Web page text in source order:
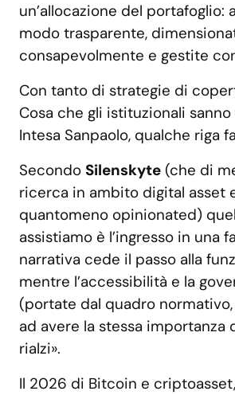
un’allocazione del portafoglio:
modo trasparente,
consapevolmente e gestite
Con tanto di strategie di
Cosa che gli istituzionali
Intesa Sanpaolo, qualche riga
Secondo Silenskyte (che di
ricerca in ambito digital asset
quantomeno opinionated)
assistiamo è l’ingresso in una
narrativa cede il passo alla
mentre l’accessibilità e la
(portate dal quadro
ad avere la stessa importanza
rialzi».
Il 2026 di Bitcoin e